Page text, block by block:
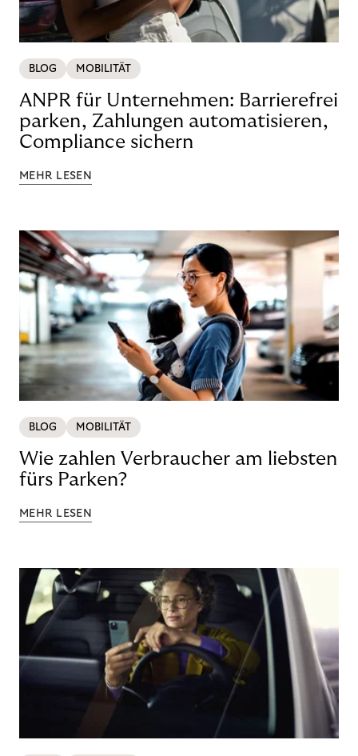
BLOG MOBILITÄT
ANPR für Unternehmen: Barrierefrei
parken, Zahlungen automatisieren,
Compliance sichern
MEHR LESEN
BLOG MOBILITÄT
Wie zahlen Verbraucher am liebsten
fürs Parken?
MEHR LESEN